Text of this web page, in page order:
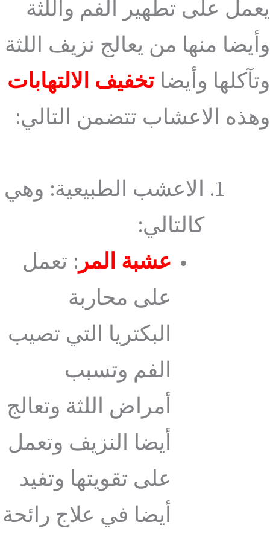
يعمل على تطهير الفم واللثة
وأيضا منها من يعالج نزيف اللثة
وتآكلها وأيضاتخفيف الالتهابات
وهذه الاعشاب تتضمن التالي:
الاعشب الطبيعية: وهي
كالتالي:
عشبة المر : تعمل
على محاربة
البكتريا التي تصيب
الفم وتسبب
أمراض اللثة وتعالج
أيضا النزيف وتعمل
على تقويتها وتفيد
أيضا في علاج رائحة